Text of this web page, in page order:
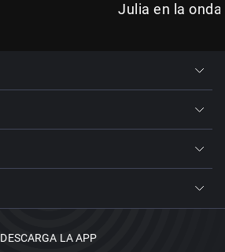
Julia en la onda
DESCARGA LA APP